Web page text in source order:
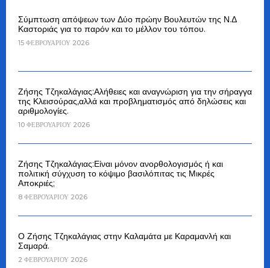
Σύμπτωση απόψεων των Δύο πρώην Βουλευτών της Ν.Δ
Καστοριάς για το παρόν και το μέλλον του τόπου.
15 ΦΕΒΡΟΥΑΡΊΟΥ 2026
Ζήσης Τζηκαλάγιας:Αλήθειες και αναγνώριση για την σήραγγα
της Κλεισούρας,αλλά και προβληματισμός από δηλώσεις και
αριθμολογίες.
10 ΦΕΒΡΟΥΑΡΊΟΥ 2026
Ζήσης Τζηκαλάγιας:Είναι μόνον ανορθολογισμός ή και
πολιτική σύγχυση το κόψιμο βασιλόπιτας τις Μικρές
Αποκριές;
8 ΦΕΒΡΟΥΑΡΊΟΥ 2026
Ο Ζήσης Τζηκαλάγιας στην Καλαμάτα με Καραμανλή και
Σαμαρά.
2 ΦΕΒΡΟΥΑΡΊΟΥ 2026